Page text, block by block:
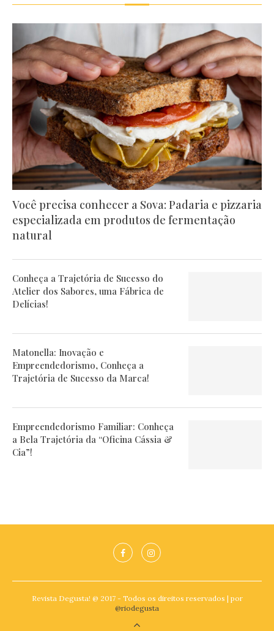
Você precisa conhecer a Sova: Padaria e pizzaria
especializada em produtos de fermentação
natural
Conheça a Trajetória de Sucesso do
Atelier dos Sabores, uma Fábrica de
Delícias!
Matonella: Inovação e
Empreendedorismo, Conheça a
Trajetória de Sucesso da Marca!
Empreendedorismo Familiar: Conheça
a Bela Trajetória da “Oficina Cássia &
Cia”!
Revista Degusta! @ 2017 - Todos os direitos reservados | por
@riodegusta